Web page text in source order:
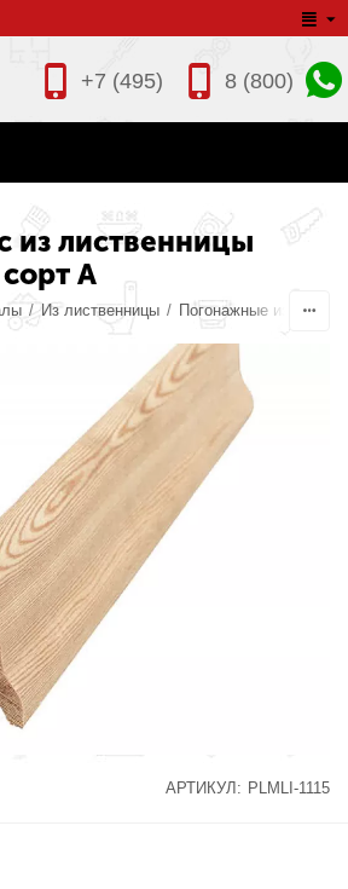
8 (800)
+7 (495)
из лиственницы
A
/ Из лиственницы / Погонажные изделия
АРТИКУЛ: PLMLI-1115